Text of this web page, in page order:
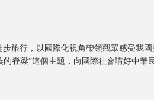
旅行，以國際化視角帶領觀眾感受我
脊梁”這個主題，向國際社會講好中華